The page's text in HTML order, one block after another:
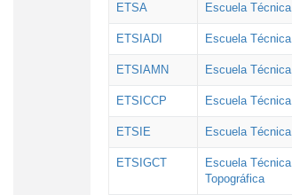
ETSA Escuela
ETSIADI Escuela
ETSIAMN Escuela
ETSICCP Escuela
ETSIE Escuela
ETSIGCT
Escuela
Topográfica